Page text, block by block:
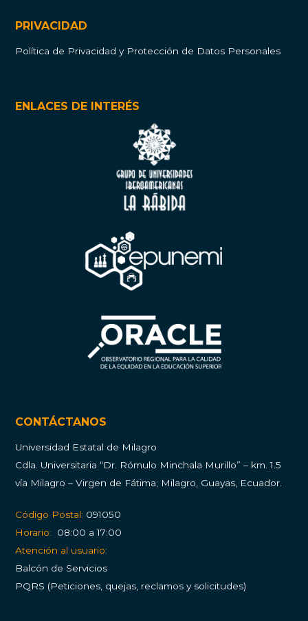
PRIVACIDAD
Política de Privacidad y Protección de Datos Personales
ENLACES DE INTERÉS
CONTÁCTANOS
Universidad Estatal de Milagro
Cdla. Universitaria “Dr. Rómulo Minchala Murillo” – km. 1.5
vía Milagro – Virgen de Fátima; Milagro, Guayas, Ecuador.
Código Postal: 091050
Horario:
08:00 a 17:00
Atención al usuario:
Balcón de Servicios
PQRS (Peticiones, quejas, reclamos y solicitudes)